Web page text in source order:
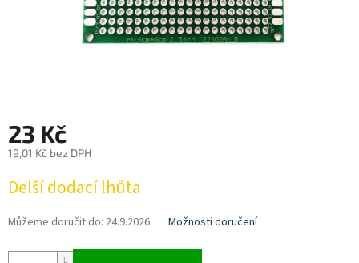
23 Kč
19,01 Kč bez DPH
cena:
Delší dodací lhůta
Můžeme doručit do: 24.9.2026 Možnosti doručení